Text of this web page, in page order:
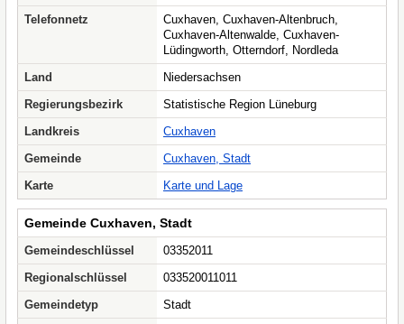
Telefonnetz
Cuxhaven, Cuxhaven-Altenbruch,
Cuxhaven-Altenwalde, Cuxhaven-
Lüdingworth, Otterndorf, Nordleda
Land
Niedersachsen
Regierungsbezirk
Statistische Region Lüneburg
Landkreis
Cuxhaven
Gemeinde
Cuxhaven, Stadt
Karte
Karte und Lage
Gemeinde Cuxhaven, Stadt
Gemeindeschlüssel
03352011
Regionalschlüssel
033520011011
Gemeindetyp
Stadt